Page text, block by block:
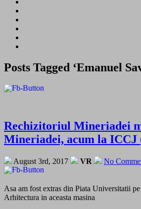
Posts Tagged ‘Emanuel
Rechizitoriul Mineriadei
Mineriadei, acum la ICCJ
August 3rd, 2017 VR No
Asa am fost extras din Piata Universitatii
Arhitectura in aceasta masina